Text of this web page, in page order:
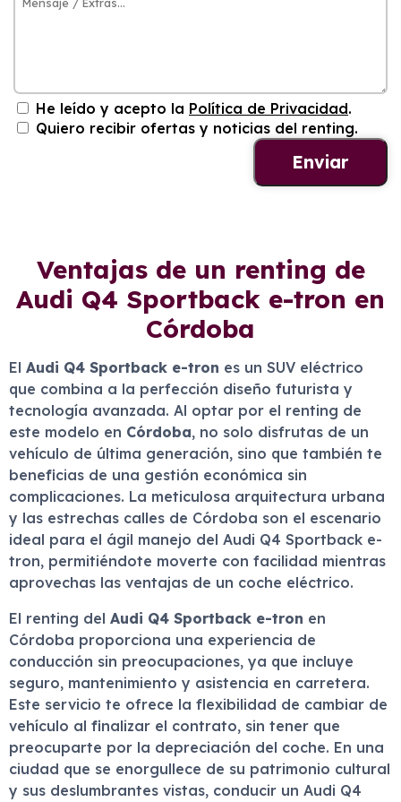
He leído y acepto la Política de Privacidad.
Quiero recibir ofertas y noticias del renting.
Ventajas de un renting de
Audi Q4 Sportback e-tron en
Córdoba
El Audi Q4 Sportback e-tron es un SUV eléctrico
que combina a la perfección diseño futurista y
tecnología avanzada. Al optar por el renting de
este modelo en Córdoba, no solo disfrutas de un
vehículo de última generación, sino que también te
beneficias de una gestión económica sin
complicaciones. La meticulosa arquitectura urbana
y las estrechas calles de Córdoba son el escenario
ideal para el ágil manejo del Audi Q4 Sportback e-
tron, permitiéndote moverte con facilidad mientras
aprovechas las ventajas de un coche eléctrico.
El renting del Audi Q4 Sportback e-tron en
Córdoba proporciona una experiencia de
conducción sin preocupaciones, ya que incluye
seguro, mantenimiento y asistencia en carretera.
Este servicio te ofrece la flexibilidad de cambiar de
vehículo al finalizar el contrato, sin tener que
preocuparte por la depreciación del coche. En una
ciudad que se enorgullece de su patrimonio cultural
y sus deslumbrantes vistas, conducir un Audi Q4